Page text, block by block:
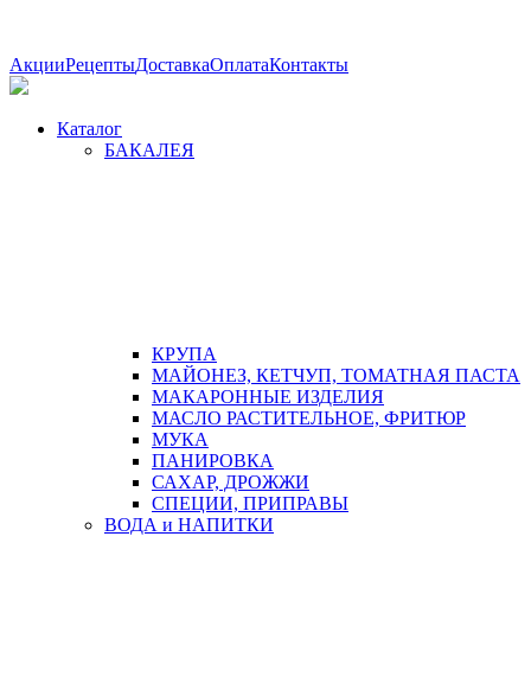
АкцииРецептыДоставкаОплатаКонтакты
Каталог
БАКАЛЕЯ
КРУПА
МАЙОНЕЗ, КЕТЧУП, ТОМАТНАЯ ПАСТА
МАКАРОННЫЕ ИЗДЕЛИЯ
МАСЛО РАСТИТЕЛЬНОЕ, ФРИТЮР
МУКА
ПАНИРОВКА
САХАР, ДРОЖЖИ
СПЕЦИИ, ПРИПРАВЫ
ВОДА и НАПИТКИ